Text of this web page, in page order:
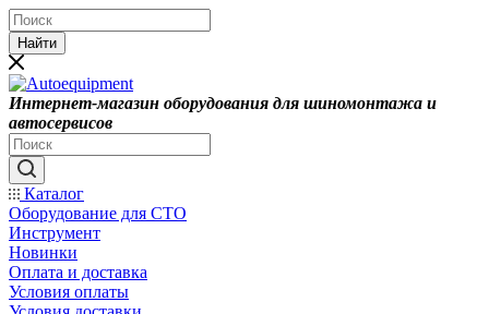
Найти
Интернет-магазин оборудования для шиномонтажа и
автосервисов
Каталог
Оборудование для СТО
Инструмент
Новинки
Оплата и доставка
Условия оплаты